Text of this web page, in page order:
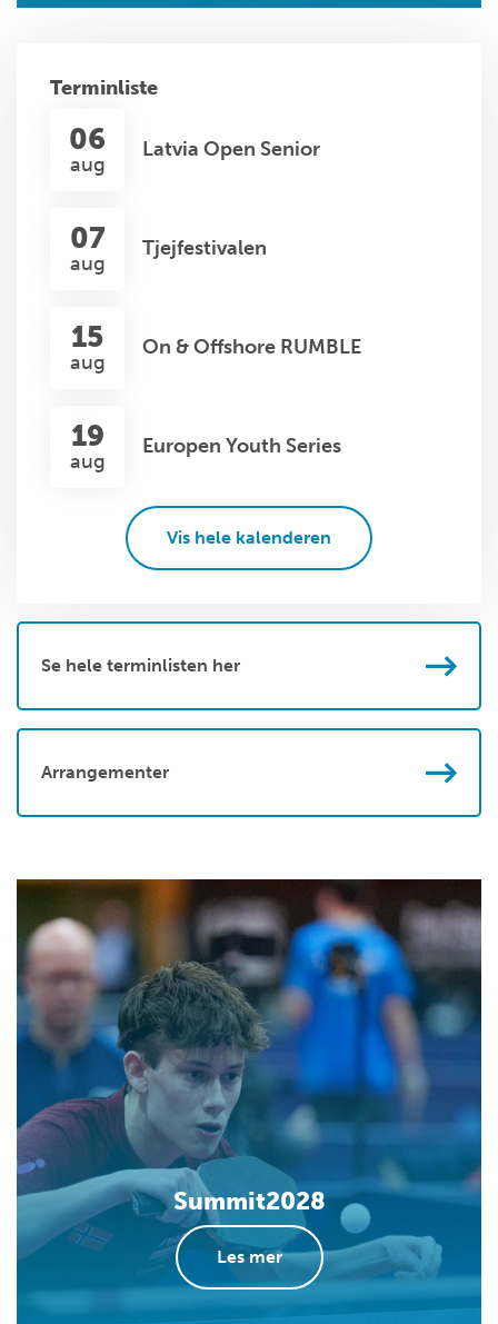
Terminliste
06
aug
Latvia Open Senior
07
aug
Tjejfestivalen
15
aug
On & Offshore RUMBLE
19
aug
Europen Youth Series
Vis hele kalenderen
Se hele terminlisten her
Arrangementer
Summit2028
Les mer